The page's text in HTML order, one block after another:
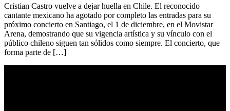
Cristian Castro vuelve a dejar huella en Chile. El reconocido
cantante mexicano ha agotado por completo las entradas para su
próximo concierto en Santiago, el 1 de diciembre, en el Movistar
Arena, demostrando que su vigencia artística y su vínculo con el
público chileno siguen tan sólidos como siempre. El concierto, que
forma parte de […]